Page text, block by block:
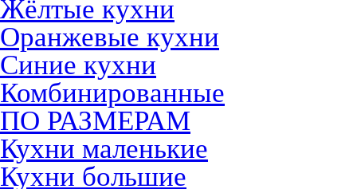
Жёлтые кухни
Оранжевые кухни
Синие кухни
Комбинированные
ПО РАЗМЕРАМ
Кухни маленькие
Кухни большие